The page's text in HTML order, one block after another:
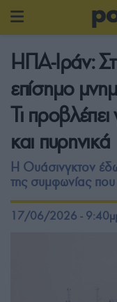
ΗΠΑ-Ιράν:
επίσημο
Τι
και πυρηνικά
Η Ουάσινγκτον
της συμφωνίας που
17/06/2026 -